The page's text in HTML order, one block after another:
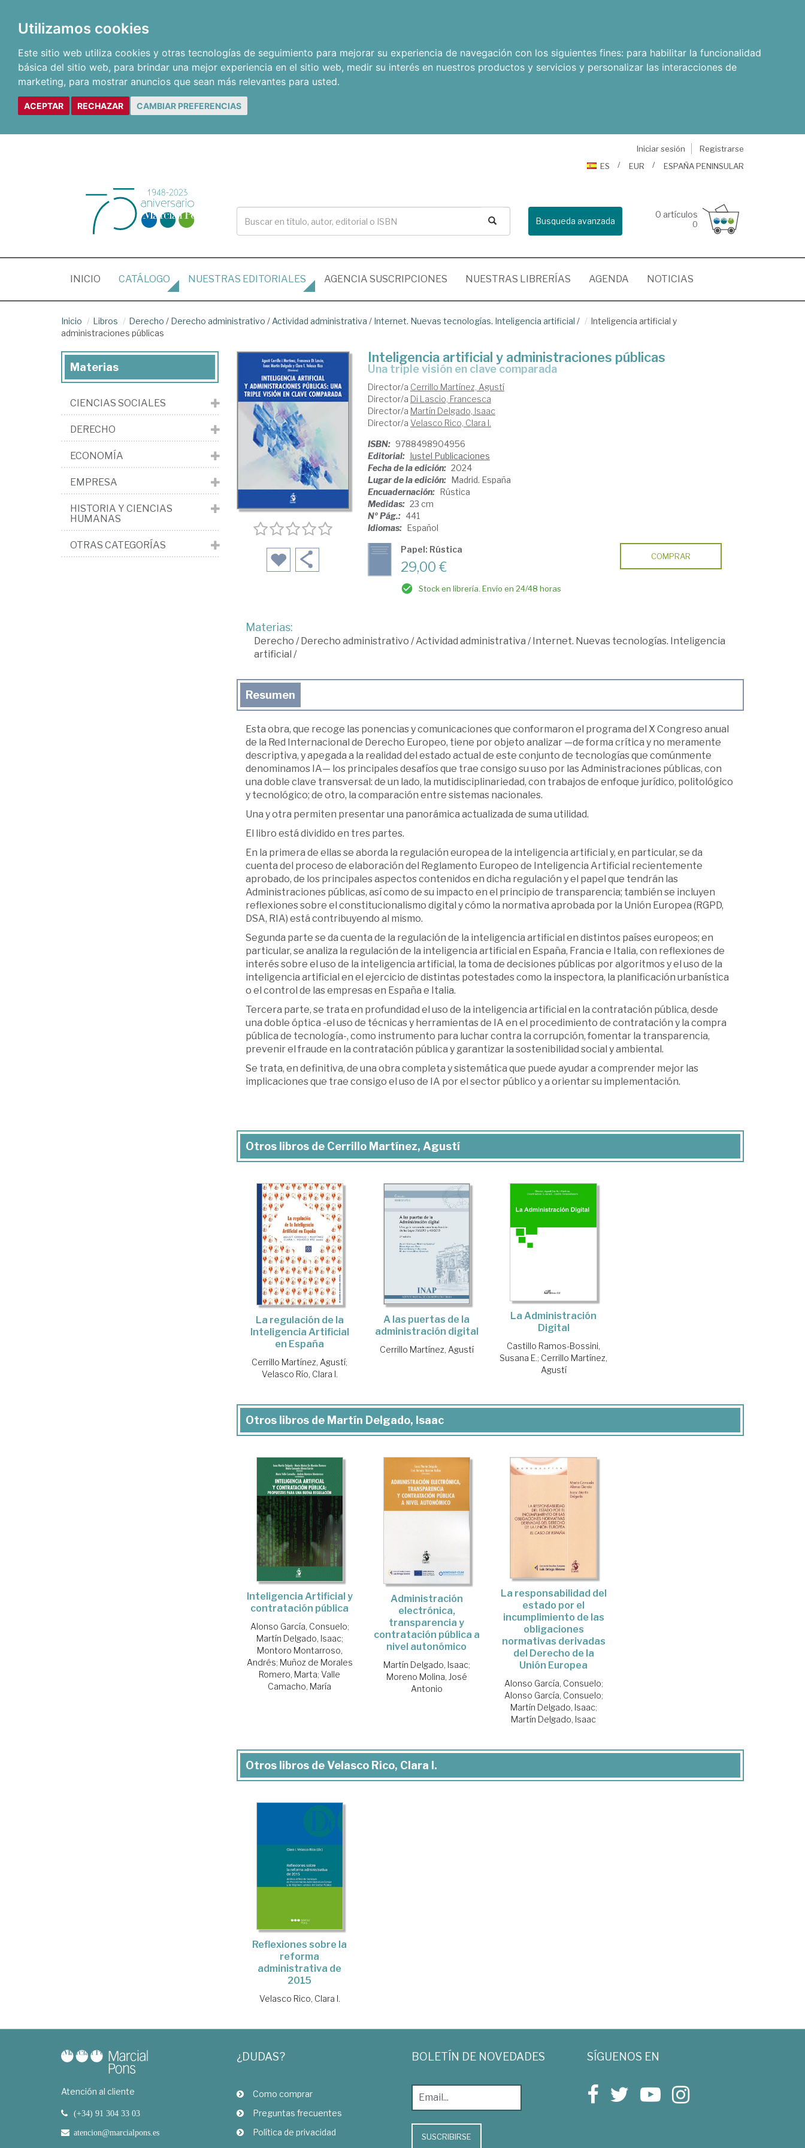
Utilizamos cookies
Este sitio web utiliza cookies y otras tecnologías de seguimiento para mejorar su experiencia de navegación con los siguientes fines: para habilitar la funcionalidad
básica del sitio web, para brindar una mejor experiencia en el sitio web, medir su interés en nuestros productos y servicios y personalizar las interacciones de
marketing, para mostrar anuncios que sean más relevantes para usted.
ACEPTAR RECHAZAR CAMBIAR PREFERENCIAS
Iniciar sesión
Registrarse
ES
EUR ESPAÑA PENINSULAR
Busqueda avanzada
0 artículos
0
INICIO (CURRENT)
CATÁLOGO NUESTRAS EDITORIALES AGENCIA SUSCRIPCIONES NUESTRAS LIBRERÍAS AGENDA NOTICIAS
Inicio Libros Derecho / Derecho administrativo / Actividad administrativa / Internet. Nuevas tecnologías. Inteligencia artificial /
Inteligencia artificial y
administraciones públicas
Inteligencia artificial y administraciones públicas
una triple visión en clave comparada
Director/a Cerrillo Martínez, Agustí
Director/a Di Lascio, Francesca
Director/a Martín Delgado, Isaac
Director/a Velasco Rico, Clara I.
ISBN: 9788498904956
Editorial: Iustel Publicaciones
Fecha de la edición: 2024
Lugar de la edición: Madrid. España
Encuadernación: Rústica
Medidas: 23 cm
Nº Pág.: 441
Idiomas: Español
Papel: Rústica
29,00 €
Stock en librería. Envío en 24/48 horas
COMPRAR
Materias:
Derecho /Derecho administrativo /Actividad administrativa /Internet. Nuevas tecnologías. Inteligencia
artificial /
Resumen
Esta obra, que recoge las ponencias y comunicaciones que conformaron el programa del X Congreso anual
de la Red Internacional de Derecho Europeo, tiene por objeto analizar —de forma crítica y no meramente
descriptiva, y apegada a la realidad del estado actual de este conjunto de tecnologías que comúnmente
denominamos IA— los principales desafíos que trae consigo su uso por las Administraciones públicas, con
una doble clave transversal: de un lado, la mutidisciplinariedad, con trabajos de enfoque jurídico, politológico
y tecnológico; de otro, la comparación entre sistemas nacionales.
Una y otra permiten presentar una panorámica actualizada de suma utilidad.
El libro está dividido en tres partes.
En la primera de ellas se aborda la regulación europea de la inteligencia artificial y, en particular, se da
cuenta del proceso de elaboración del Reglamento Europeo de Inteligencia Artificial recientemente
aprobado, de los principales aspectos contenidos en dicha regulación y el papel que tendrán las
Administraciones públicas, así como de su impacto en el principio de transparencia; también se incluyen
reflexiones sobre el constitucionalismo digital y cómo la normativa aprobada por la Unión Europea (RGPD,
DSA, RIA) está contribuyendo al mismo.
Segunda parte se da cuenta de la regulación de la inteligencia artificial en distintos países europeos; en
particular, se analiza la regulación de la inteligencia artificial en España, Francia e Italia, con reflexiones de
interés sobre el uso de la inteligencia artificial, la toma de decisiones públicas por algoritmos y el uso de la
inteligencia artificial en el ejercicio de distintas potestades como la inspectora, la planificación urbanística
o el control de las empresas en España e Italia.
Tercera parte, se trata en profundidad el uso de la inteligencia artificial en la contratación pública, desde
una doble óptica -el uso de técnicas y herramientas de IA en el procedimiento de contratación y la compra
pública de tecnología-, como instrumento para luchar contra la corrupción, fomentar la transparencia,
prevenir el fraude en la contratación pública y garantizar la sostenibilidad social y ambiental.
Se trata, en definitiva, de una obra completa y sistemática que puede ayudar a comprender mejor las
implicaciones que trae consigo el uso de IA por el sector público y a orientar su implementación.
Otros libros de Cerrillo Martínez, Agustí
La regulación de la
Inteligencia Artificial
en España
Cerrillo Martínez, Agustí;
Velasco Río, Clara I.
A las puertas de la
administración digital
Cerrillo Martínez, Agustí
La Administración
Digital
Castillo Ramos-Bossini,
Susana E.; Cerrillo Martínez,
Agustí
Otros libros de Martín Delgado, Isaac
Inteligencia Artificial y
contratación pública
Alonso García, Consuelo;
Martín Delgado, Isaac;
Montoro Montarroso,
Andrés; Muñoz de Morales
Romero, Marta;Valle
Camacho, María
Administración
electrónica,
transparencia y
contratación pública a
nivel autonómico
Martín Delgado, Isaac;
Moreno Molina, José
Antonio
La responsabilidad del
estado por el
incumplimiento de las
obligaciones
normativas derivadas
del Derecho de la
Unión Europea
Alonso García, Consuelo;
Alonso García, Consuelo;
Martín Delgado, Isaac;
Martín Delgado, Isaac
Otros libros de Velasco Rico, Clara I.
Reflexiones sobre la
reforma
administrativa de
2015
Velasco Rico, Clara I.
Materias
CIENCIAS SOCIALES
DERECHO
ECONOMÍA
EMPRESA
HISTORIA Y CIENCIAS
HUMANAS
OTRAS CATEGORÍAS
Atención al cliente
(+34) 91 304 33 03
atencion@marcialpons.es
¿DUDAS?
Como comprar
Preguntas frecuentes
Política de privacidad
BOLETÍN DE NOVEDADES
SUSCRIBIRSE
SÍGUENOS EN